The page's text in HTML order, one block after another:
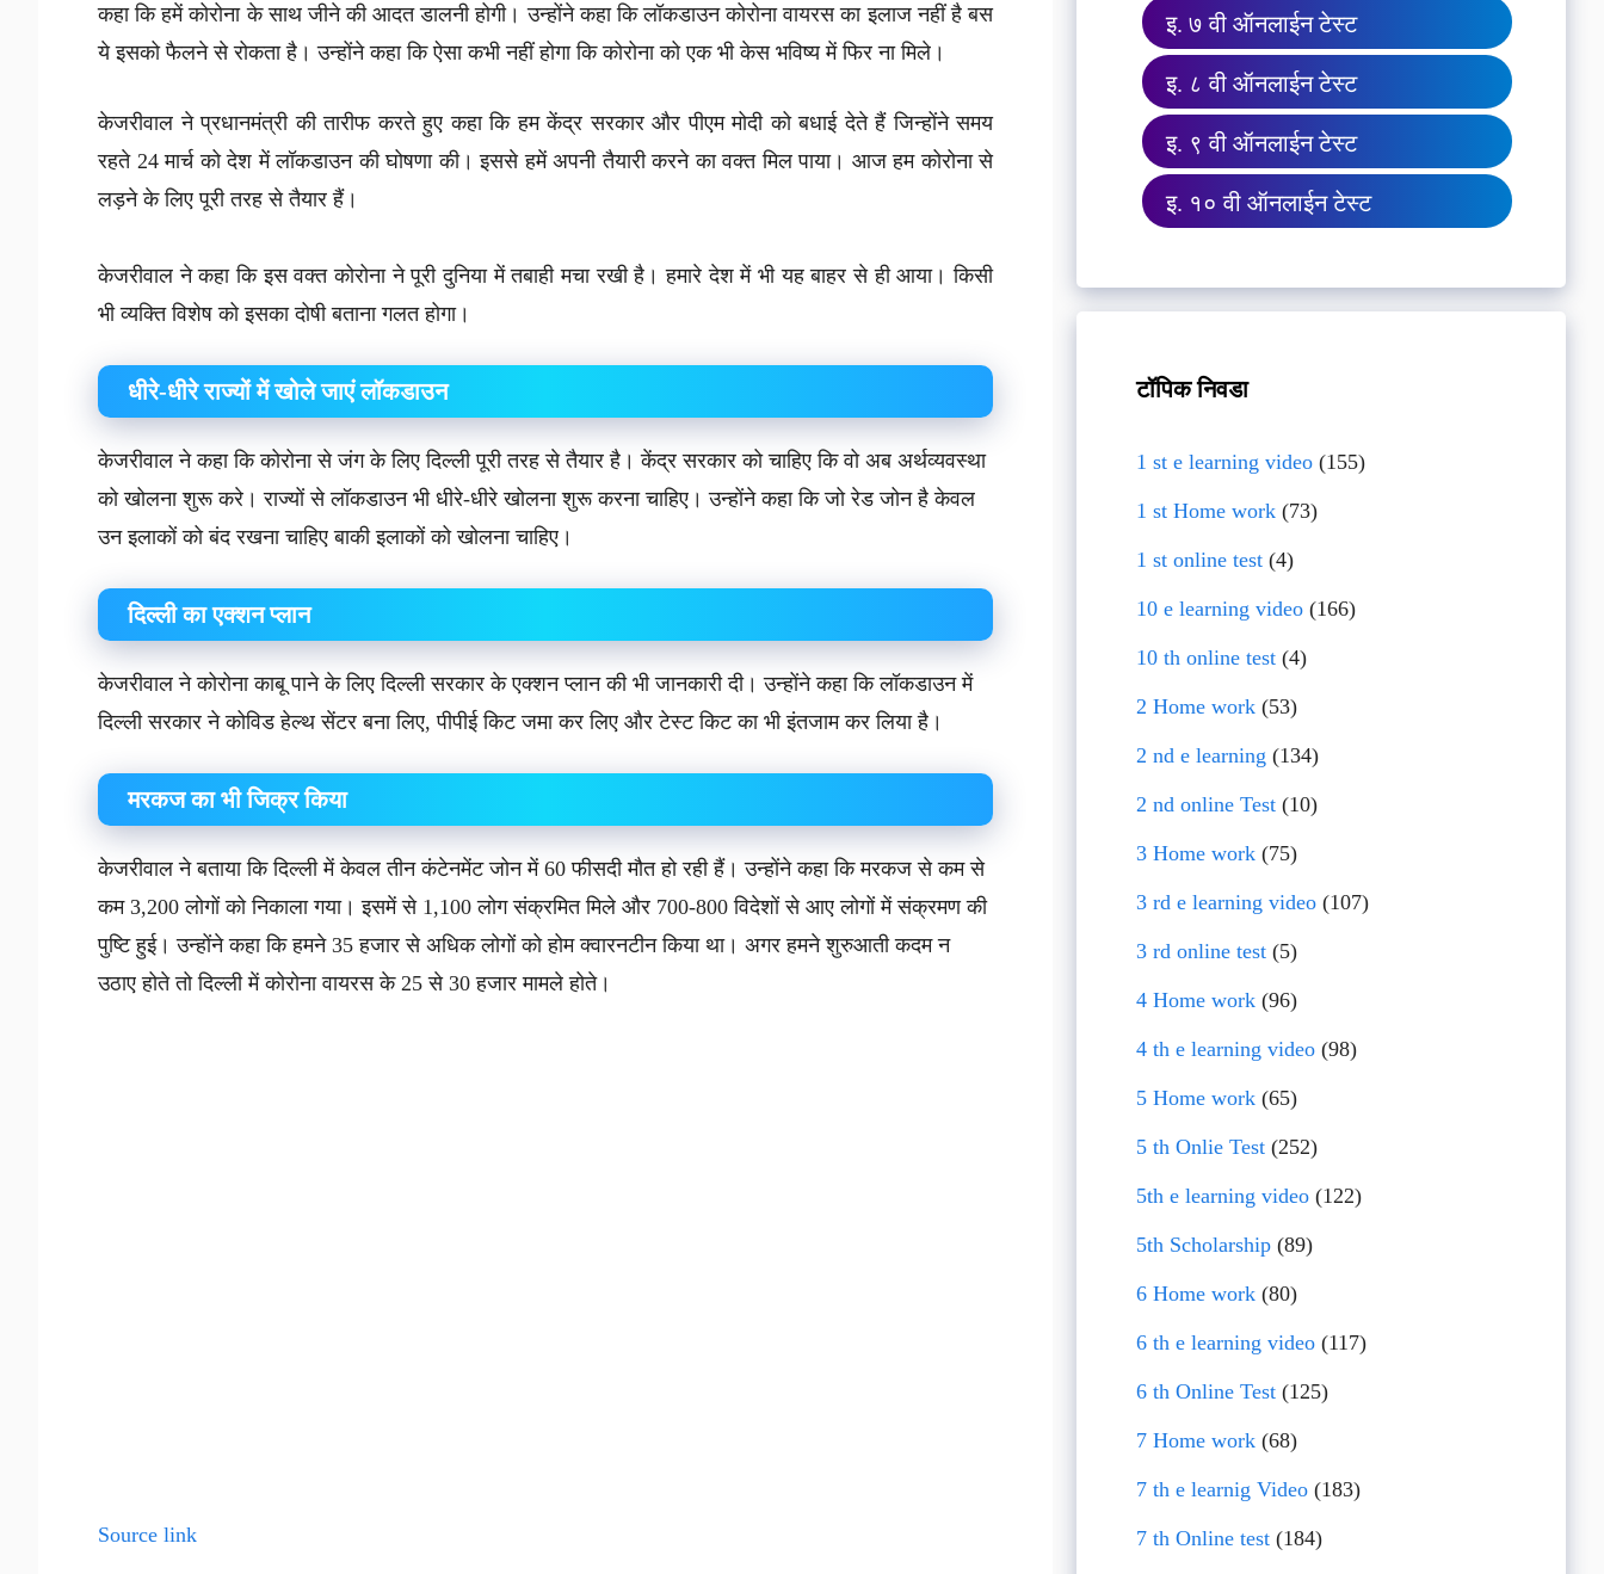
कहा कि हमें कोरोना के साथ जीने की आदत डालनी होगी। उन्होंने कहा कि लॉकडाउन कोरोना वायरस का इलाज नहीं है बस
ये इसको फैलने से रोकता है। उन्होंने कहा कि ऐसा कभी नहीं होगा कि कोरोना को एक भी केस भविष्य में फिर ना मिले।
केजरीवाल ने प्रधानमंत्री की तारीफ करते हुए कहा कि हम केंद्र सरकार और पीएम मोदी को बधाई देते हैं जिन्होंने समय
रहते 24 मार्च को देश में लॉकडाउन की घोषणा की। इससे हमें अपनी तैयारी करने का वक्त मिल पाया। आज हम कोरोना से
लड़ने के लिए पूरी तरह से तैयार हैं।
केजरीवाल ने कहा कि इस वक्त कोरोना ने पूरी दुनिया में तबाही मचा रखी है। हमारे देश में भी यह बाहर से ही आया। किसी
भी व्यक्ति विशेष को इसका दोषी बताना गलत होगा।
धीरे-धीरे राज्यों में खोले जाएं लॉकडाउन
केजरीवाल ने कहा कि कोरोना से जंग के लिए दिल्ली पूरी तरह से तैयार है। केंद्र सरकार को चाहिए कि वो अब अर्थव्यवस्था
को खोलना शुरू करे। राज्यों से लॉकडाउन भी धीरे-धीरे खोलना शुरू करना चाहिए। उन्होंने कहा कि जो रेड जोन है केवल
उन इलाकों को बंद रखना चाहिए बाकी इलाकों को खोलना चाहिए।
दिल्ली का एक्शन प्लान
केजरीवाल ने कोरोना काबू पाने के लिए दिल्ली सरकार के एक्शन प्लान की भी जानकारी दी। उन्होंने कहा कि लॉकडाउन में
दिल्ली सरकार ने कोविड हेल्थ सेंटर बना लिए, पीपीई किट जमा कर लिए और टेस्ट किट का भी इंतजाम कर लिया है।
मरकज का भी जिक्र किया
केजरीवाल ने बताया कि दिल्ली में केवल तीन कंटेनमेंट जोन में 60 फीसदी मौत हो रही हैं। उन्होंने कहा कि मरकज से कम से
कम 3,200 लोगों को निकाला गया। इसमें से 1,100 लोग संक्रमित मिले और 700-800 विदेशों से आए लोगों में संक्रमण की
पुष्टि हुई। उन्होंने कहा कि हमने 35 हजार से अधिक लोगों को होम क्वारनटीन किया था। अगर हमने शुरुआती कदम न
उठाए होते तो दिल्ली में कोरोना वायरस के 25 से 30 हजार मामले होते।
Source link
इ. ७ वी ऑनलाईन टेस्ट
इ. ८ वी ऑनलाईन टेस्ट
इ. ९ वी ऑनलाईन टेस्ट
इ. १० वी ऑनलाईन टेस्ट
टॉपिक निवडा
1 st e learning video (155)
1 st Home work (73)
1 st online test (4)
10 e learning video (166)
10 th online test (4)
2 Home work (53)
2 nd e learning (134)
2 nd online Test (10)
3 Home work (75)
3 rd e learning video (107)
3 rd online test (5)
4 Home work (96)
4 th e learning video (98)
5 Home work (65)
5 th Onlie Test (252)
5th e learning video (122)
5th Scholarship (89)
6 Home work (80)
6 th e learning video (117)
6 th Online Test (125)
7 Home work (68)
7 th e learnig Video (183)
7 th Online test (184)